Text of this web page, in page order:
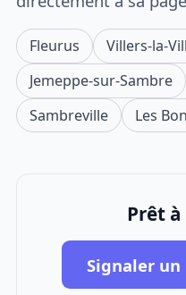
Fleurus Villers-la-
Jemeppe-sur-Sambre
Sambreville
Les
Prêt
Signaler